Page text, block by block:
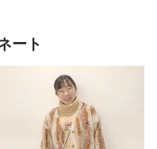
ート